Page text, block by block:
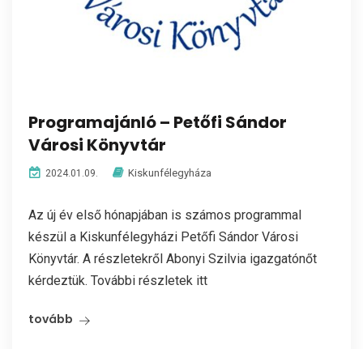
Programajánló – Petőfi Sándor
Városi Könyvtár
2024.01.09. Kiskunfélegyháza
Az új év első hónapjában is számos programmal
készül a Kiskunfélegyházi Petőfi Sándor Városi
Könyvtár. A részletekről Abonyi Szilvia igazgatónőt
kérdeztük. További részletek itt
tovább